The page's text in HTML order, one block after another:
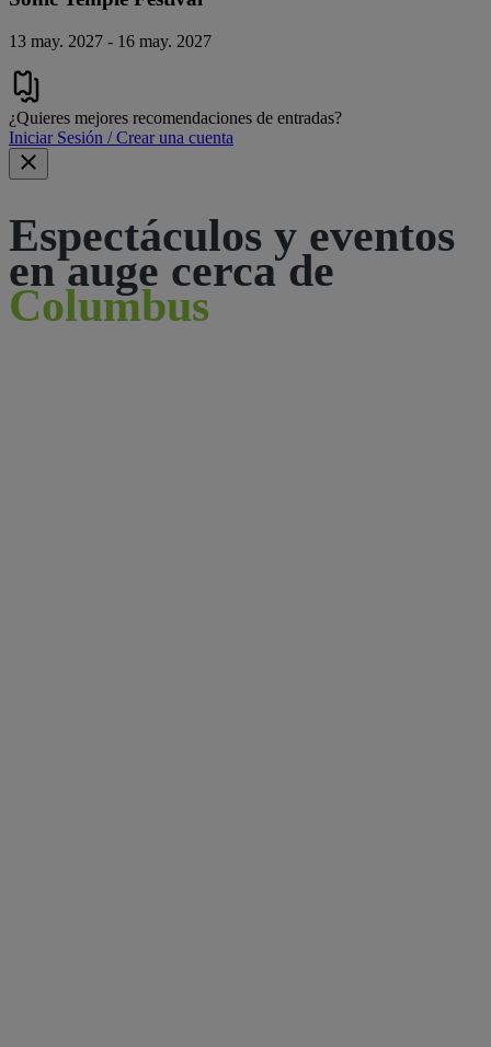
13 may. 2027 - 16 may. 2027
¿Quieres mejores recomendaciones de entradas?
Iniciar Sesión / Crear una cuenta
Espectáculos y eventos
en auge cerca de
Columbus